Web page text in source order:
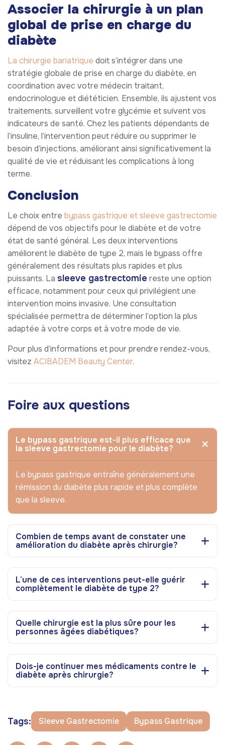
Associer la chirurgie à un plan
global de prise en charge du
diabète
La chirurgie bariatrique doit s’intégrer dans une
stratégie globale de prise en charge du diabète, en
coordination avec votre médecin traitant,
endocrinologue et diététicien. Ensemble, ils ajustent vos
traitements, surveillent votre glycémie et suivent vos
indicateurs de santé. Chez les patients dépendants de
l’insuline, l’intervention peut réduire ou supprimer le
besoin d’injections, améliorant ainsi significativement la
qualité de vie et réduisant les complications à long
terme.
Conclusion
Le choix entre bypass gastrique et sleeve gastrectomie
dépend de vos objectifs pour le diabète et de votre
état de santé général. Les deux interventions
améliorent le diabète de type 2, mais le bypass offre
généralement des résultats plus rapides et plus
puissants. La sleeve gastrectomie reste une option
efficace, notamment pour ceux qui privilégient une
intervention moins invasive. Une consultation
spécialisée permettra de déterminer l’option la plus
adaptée à votre corps et à votre mode de vie.
Pour plus d’informations et pour prendre rendez-vous,
visitez ACIBADEM Beauty Center.
Foire aux questions
Le bypass gastrique est-il plus efficace que
la sleeve gastrectomie pour le diabète?
Le bypass gastrique entraîne généralement une
rémission du diabète plus rapide et plus complète
que la sleeve.
Combien de temps avant de constater une
amélioration du diabète après chirurgie?
L’une de ces interventions peut-elle guérir
complètement le diabète de type 2?
Quelle chirurgie est la plus sûre pour les
personnes âgées diabétiques?
Dois-je continuer mes médicaments contre le
diabète après chirurgie?
Tags: Sleeve Gastrectomie Bypass Gastrique